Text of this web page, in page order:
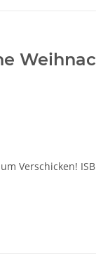
Verschicken!